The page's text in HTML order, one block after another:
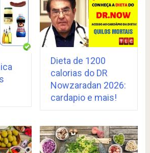
Dieta de 1200
calorias do DR
Nowzaradan 2026:
cardapio e mais!